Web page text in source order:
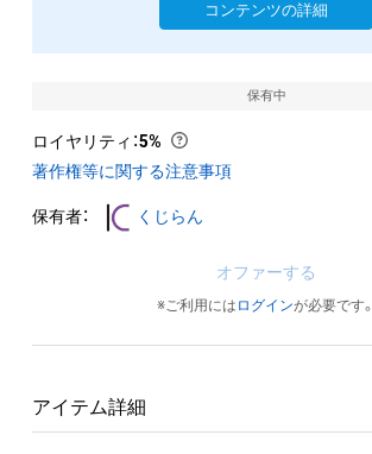
コンテンツの詳細
保有中
ロイヤリティ ：5%
著作権等に関する注意事項
保有者： くじらん
オファーする
※ご利用には ログインが必要です。
アイテム詳細